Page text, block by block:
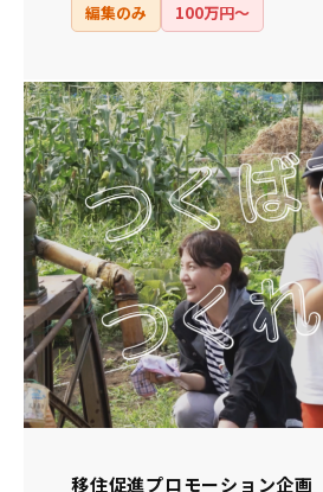
編集のみ 100万円〜
移住促進プロモーション企画